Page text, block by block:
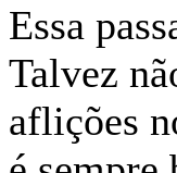
Essa
Talvez
aflições